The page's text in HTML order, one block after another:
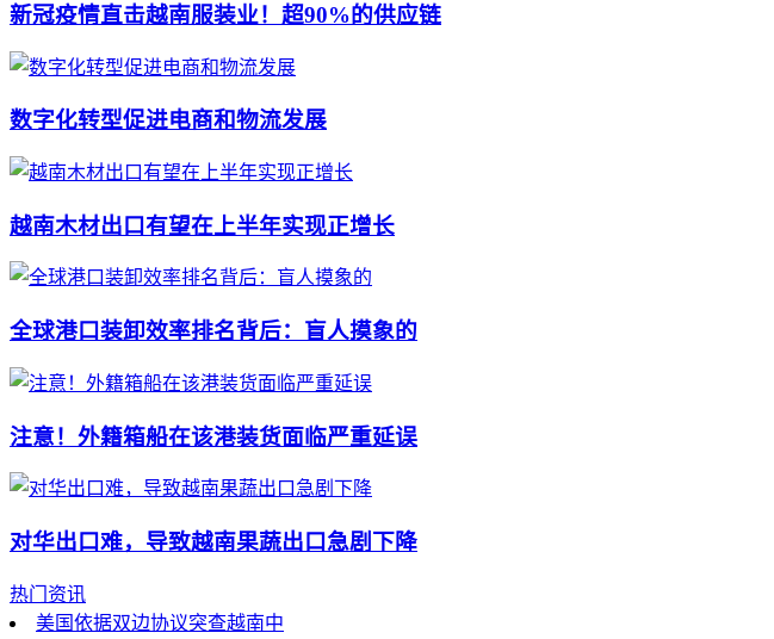
新冠疫情直击越南服装业！超90%的供应链
数字化转型促进电商和物流发展
越南木材出口有望在上半年实现正增长
全球港口装卸效率排名背后：盲人摸象的
注意！外籍箱船在该港装货面临严重延误
对华出口难，导致越南果蔬出口急剧下降
热门资讯
美国依据双边协议突查越南中